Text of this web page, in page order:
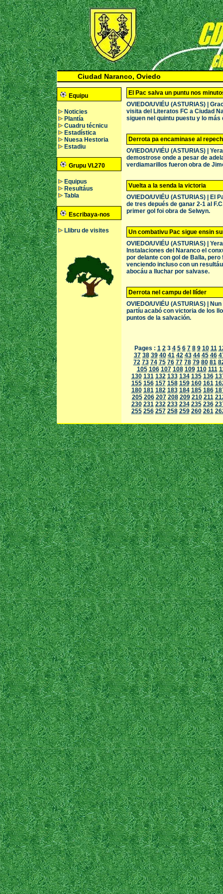
Ciudad Naranco, Oviedo
Equipu
Noticies
Plantía
Cuadru técnicu
Estadística
Nuesa Hestoria
Estadiu
Grupu VI.270
Equipus
Resultáus
Tabla
Escribaya-nos
Llibru de visites
El Pac salva un puntu nos
OVIEDO/UVIÉU (ASTURIAS) |
visita del Literatos FC a Ciudad
siguen nel quintu puestu y lo más
Derrota pa encaminase al
OVIEDO/UVIÉU (ASTURIAS) |
demostrose onde a pesar de
verdiamarillos fueron obra de
Vuelta a la senda la victoria
OVIEDO/UVIÉU (ASTURIAS) | El
de tres depués de ganar 2-1 al
primer gol foi obra de Selwyn.
Un combativu Pac sigue ensin
OVIEDO/UVIÉU (ASTURIAS) |
Instalaciones del Naranco el
por delante con gol de Balla,
venciendo incluso con un
abocáu a lluchar por salvase.
Derrota nel campu del llíder
OVIEDO/UVIÉU (ASTURIAS) |
partíu acabó con victoria de los
puntos de la salvación.
Pages : 1 23 4 5 6 7 8 9 10 11
37 38 39 40 41 42 43 44 45 46
72 73 74 75 76 77 78 79 80 81
105 106 107 108 109 110 111
130 131 132 133 134 135 136
155 156 157 158 159 160 161
180 181 182 183 184 185 186
205 206 207 208 209 210 211
230 231 232 233 234 235 236
255 256 257 258 259 260 261